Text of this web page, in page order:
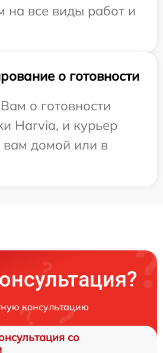
на все виды работ и
о готовности
о готовности
Harvia, и курьер
вам домой или в
консультацию
со